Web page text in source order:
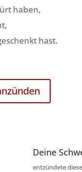
haben,
hast.
Deine
entzündete